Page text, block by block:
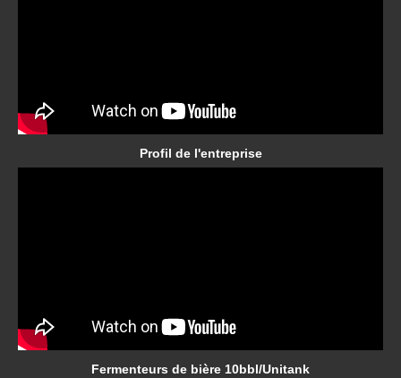
Profil de l'entreprise
Fermenteurs de bière 10bbl/Unitank